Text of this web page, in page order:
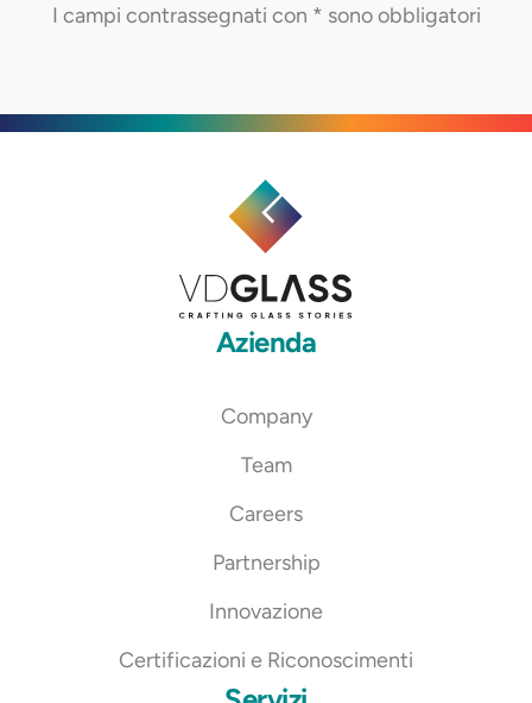
I campi contrassegnati con * sono obbligatori
Azienda
Company
Team
Careers
Partnership
Innovazione
Certificazioni e Riconoscimenti